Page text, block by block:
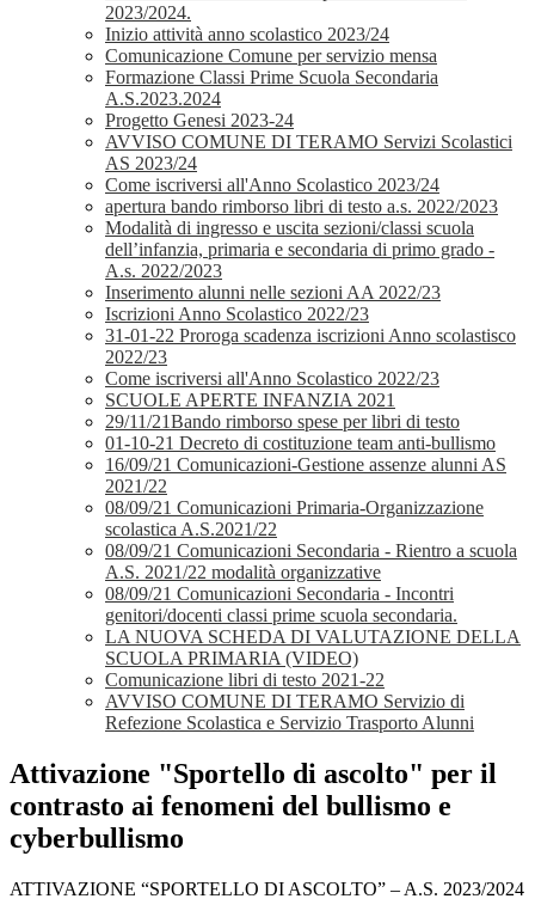
2023/2024.
Inizio attività anno scolastico 2023/24
Comunicazione Comune per servizio mensa
Formazione Classi Prime Scuola Secondaria
A.S.2023.2024
Progetto Genesi 2023-24
AVVISO COMUNE DI TERAMO Servizi Scolastici
AS 2023/24
Come iscriversi all'Anno Scolastico 2023/24
apertura bando rimborso libri di testo a.s. 2022/2023
Modalità di ingresso e uscita sezioni/classi scuola
dell’infanzia, primaria e secondaria di primo grado -
A.s. 2022/2023
Inserimento alunni nelle sezioni AA 2022/23
Iscrizioni Anno Scolastico 2022/23
31-01-22 Proroga scadenza iscrizioni Anno scolastisco
2022/23
Come iscriversi all'Anno Scolastico 2022/23
SCUOLE APERTE INFANZIA 2021
29/11/21Bando rimborso spese per libri di testo
01-10-21 Decreto di costituzione team anti-bullismo
16/09/21 Comunicazioni-Gestione assenze alunni AS
2021/22
08/09/21 Comunicazioni Primaria-Organizzazione
scolastica A.S.2021/22
08/09/21 Comunicazioni Secondaria - Rientro a scuola
A.S. 2021/22 modalità organizzative
08/09/21 Comunicazioni Secondaria - Incontri
genitori/docenti classi prime scuola secondaria.
LA NUOVA SCHEDA DI VALUTAZIONE DELLA
SCUOLA PRIMARIA (VIDEO)
Comunicazione libri di testo 2021-22
AVVISO COMUNE DI TERAMO Servizio di
Refezione Scolastica e Servizio Trasporto Alunni
Attivazione "Sportello di ascolto" per il
contrasto ai fenomeni del bullismo e
cyberbullismo
ATTIVAZIONE “SPORTELLO DI ASCOLTO” – A.S. 2023/2024